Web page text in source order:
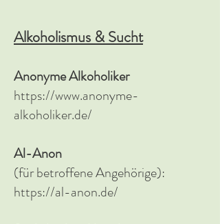
Alkoholismus & Sucht
Anonyme Alkoholiker
https://www.anonyme-
alkoholiker.de/
Al-Anon
(für betroffene Angehörige):
https://al-anon.de/